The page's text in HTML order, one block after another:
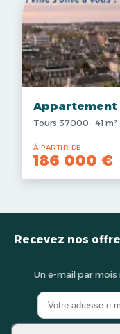
Appartement
Tours 37000 · 41 m²
À PARTIR DE
186 000 €
Recevez nos
Un e-mail par